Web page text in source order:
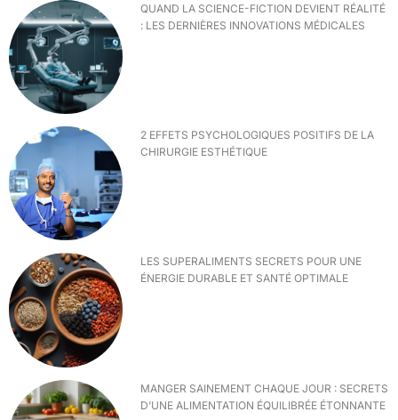
QUAND LA SCIENCE-FICTION DEVIENT RÉALITÉ
: LES DERNIÈRES INNOVATIONS MÉDICALES
2 EFFETS PSYCHOLOGIQUES POSITIFS DE LA
CHIRURGIE ESTHÉTIQUE
LES SUPERALIMENTS SECRETS POUR UNE
ÉNERGIE DURABLE ET SANTÉ OPTIMALE
MANGER SAINEMENT CHAQUE JOUR : SECRETS
D’UNE ALIMENTATION ÉQUILIBRÉE ÉTONNANTE